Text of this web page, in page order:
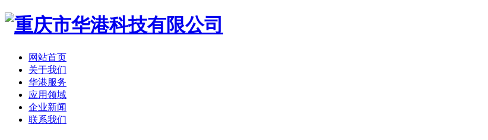
网站首页
关于我们
华港服务
应用领域
企业新闻
联系我们